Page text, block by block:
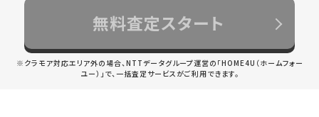
無料査定スタート
※クラモア対応エリア外の場合、NTTデータグループ運営の「HOME4U（ホームフォー
ユー）」で、一括査定サービスがご利用できます。